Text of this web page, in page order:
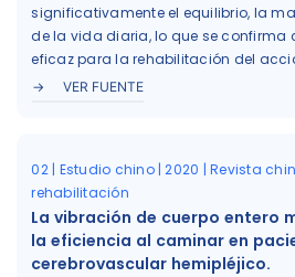
significativamente el equilibrio, la
de la vida diaria, lo que se confirma
eficaz para la rehabilitación del
VER FUENTE
02 | Estudio chino | 2020 | Revista
rehabilitación
La vibración de cuerpo entero
la eficiencia al caminar en
cerebrovascular hemipléjico.